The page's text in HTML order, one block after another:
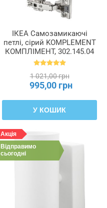
ІКЕА Самозамикаючі
петлі, сірий KOMPLEMENT
КОМПЛІМЕНТ, 302.145.04
1 021,00 грн
995,00 грн
У КОШИК
Акція
Відправимо
сьогодні